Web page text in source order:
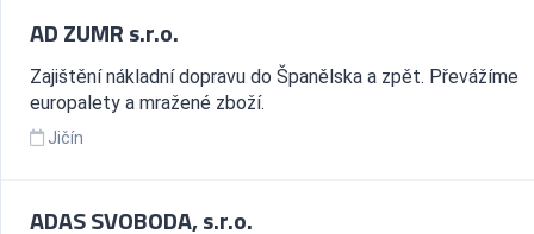
AD ZUMR s.r.o.
Zajištění nákladní dopravu do Španělska a zpět. Převážíme
europalety a mražené zboží.
Jičín
ADAS SVOBODA, s.r.o.